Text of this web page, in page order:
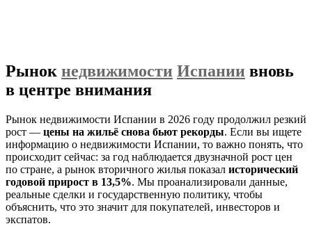
Рынок недвижимости Испании вновь
в центре внимания
Рынок недвижимости Испании в 2026 году продолжил резкий
рост — цены на жильё снова бьют рекорды. Если вы ищете
информацию о недвижимости Испании, то важно понять, что
происходит сейчас: за год наблюдается двузначной рост цен
по стране, а рынок вторичного жилья показал исторический
годовой прирост в 13,5%. Мы проанализировали данные,
реальные сделки и государственную политику, чтобы
объяснить, что это значит для покупателей, инвесторов и
экспатов.